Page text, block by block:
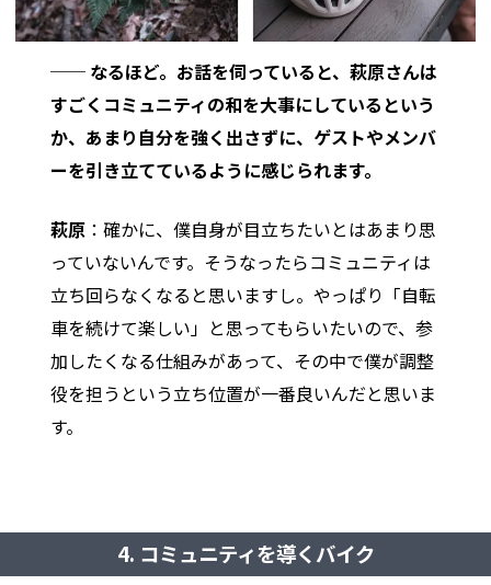
── なるほど。お話を伺っていると、萩原さんは
すごくコミュニティの和を大事にしているという
か、あまり自分を強く出さずに、ゲストやメンバ
ーを引き立てているように感じられます。
萩原 ：確かに、僕自身が目立ちたいとはあまり思
っていないんです。そうなったらコミュニティは
立ち回らなくなると思いますし。やっぱり「自転
車を続けて楽しい」と思ってもらいたいので、参
加したくなる仕組みがあって、その中で僕が調整
役を担うという立ち位置が一番良いんだと思いま
す。
4. コミュニティを導くバイク